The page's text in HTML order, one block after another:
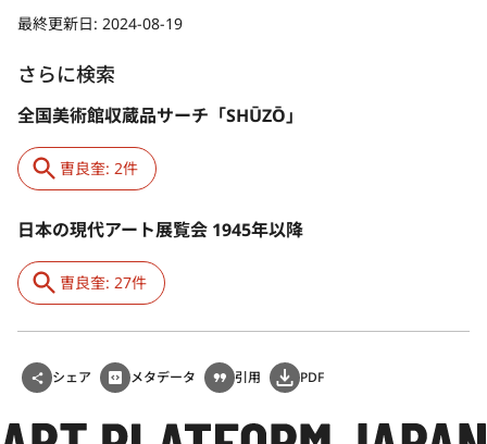
最終更新日: 2024-08-19
さらに検索
全国美術館収蔵品サーチ「SHŪZŌ」
曺良奎: 2件
日本の現代アート展覧会 1945年以降
曺良奎: 27件
シェア メタデータ 引用 PDF